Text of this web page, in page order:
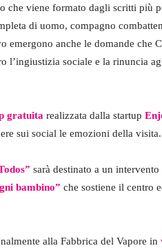
viene formato dagli scritti più
di uomo, compagno
anche le domande che
l’ingiustizia sociale e la rinuncia
gratuita realizzata dalla startup
sui social le emozioni della visita.
” sarà destinato a un
bambino” che sostiene il centro
alla Fabbrica del Vapore in